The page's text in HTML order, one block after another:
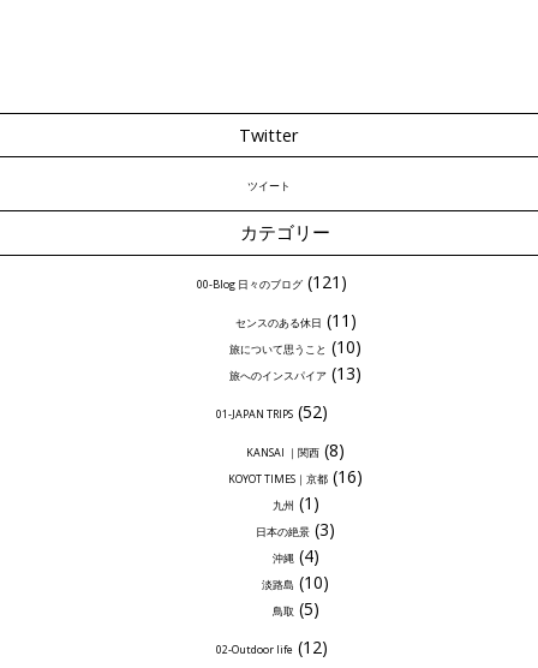
Twitter
ツイート
カテゴリー
00-Blog 日々のブログ(121)
センスのある休日 (11)
旅について思うこと (10)
旅へのインスパイア (13)
01-JAPAN TRIPS(52)
KANSAI ｜関西 (8)
KOYOT TIMES｜京都 (16)
九州 (1)
日本の絶景 (3)
沖縄 (4)
淡路島 (10)
鳥取 (5)
02-Outdoor life(12)